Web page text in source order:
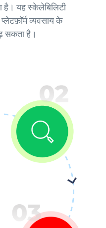
यह स्केलेबिलिटी
व्यवसाय के
सकता है।